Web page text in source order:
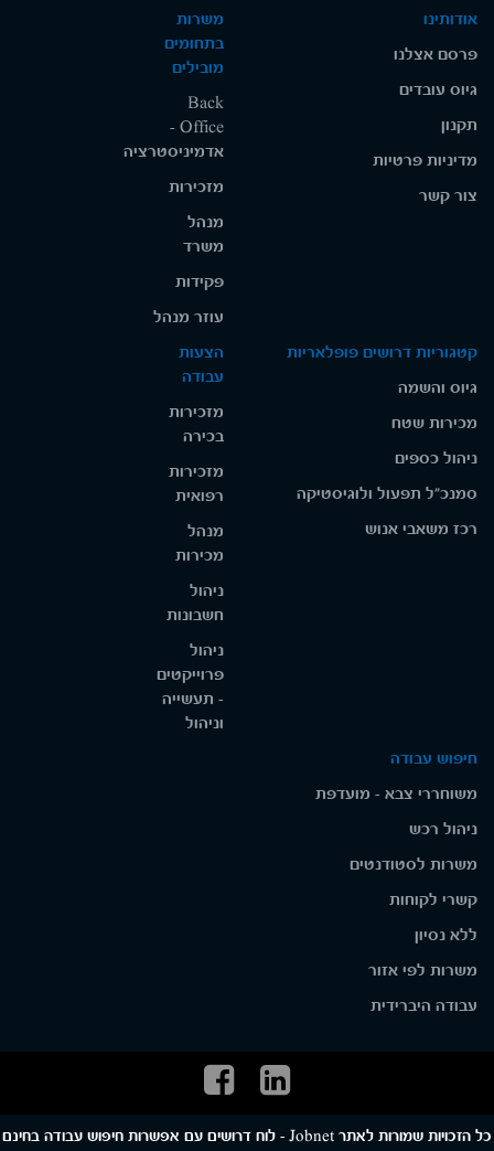
אודותינו
פרסם אצלנו
גיוס עובדים
תקנון
מדיניות פרטיות
צור קשר
משרות
בתחומים
מובילים
Back
Office -
אדמיניסטרציה
מזכירות
מנהל
משרד
פקידות
עוזר מנהל
קטגוריות דרושים פופלאריות
גיוס והשמה
מכירות שטח
ניהול כספים
סמנכ"ל תפעול ולוגיסטיקה
רכז משאבי אנוש
הצעות
עבודה
מזכירות
בכירה
מזכירות
רפואית
מנהל
מכירות
ניהול
חשבונות
ניהול
פרוייקטים
- תעשייה
וניהול
חיפוש עבודה
משוחררי צבא - מועדפת
ניהול רכש
משרות לסטודנטים
קשרי לקוחות
ללא נסיון
משרות לפי אזור
עבודה היברידית
כל הזכויות שמורות לאתר Jobnet - לוח דרושים עם אפשרות חיפוש עבודה בחינם